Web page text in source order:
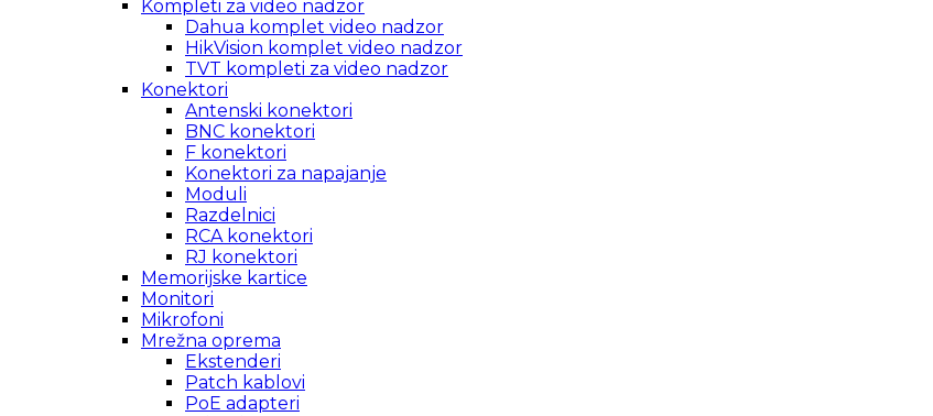
Kompleti za video nadzor
Dahua komplet video nadzor
HikVision komplet video nadzor
TVT kompleti za video nadzor
Konektori
Antenski konektori
BNC konektori
F konektori
Konektori za napajanje
Moduli
Razdelnici
RCA konektori
RJ konektori
Memorijske kartice
Monitori
Mikrofoni
Mrežna oprema
Ekstenderi
Patch kablovi
PoE adapteri